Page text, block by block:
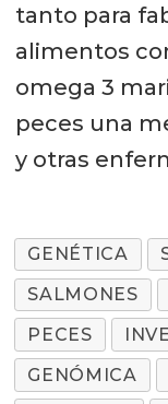
tanto para
alimentos
omega 3
peces una
y otras
GENÉTICA
SALMONES
PECES
GENÓMICA